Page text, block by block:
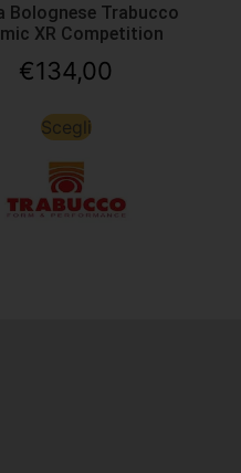
Bolognese Trabucco
XR Competition
€134,00
Scegli